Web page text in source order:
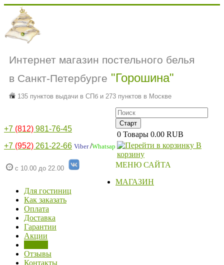
Интернет магазин постельного белья
в Санкт-Петербурге "Горошина"
135 пунктов выдачи в СПб и 273 пунктов в Москве
+7 (812) 981-76-45
+7 (952) 261-22-66 Viber/Whatsap
с 10.00 до 22.00
0 Товары 0.00 RUB
В
корзину
МЕНЮ САЙТА
МАГАЗИН
Для гостиниц
Как заказать
Оплата
Доставка
Гарантии
Акции
Отзывы
Контакты